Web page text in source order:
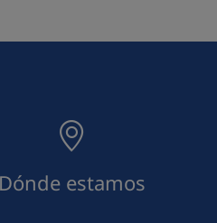
Dónde estamos